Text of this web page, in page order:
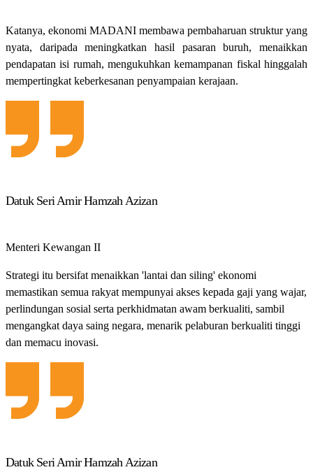
Katanya, ekonomi MADANI membawa pembaharuan struktur yang
nyata, daripada meningkatkan hasil pasaran buruh, menaikkan
pendapatan isi rumah, mengukuhkan kemampanan fiskal hinggalah
mempertingkat keberkesanan penyampaian kerajaan.
Datuk Seri Amir Hamzah Azizan
Menteri Kewangan II
Strategi itu bersifat menaikkan 'lantai dan siling' ekonomi
memastikan semua rakyat mempunyai akses kepada gaji yang wajar,
perlindungan sosial serta perkhidmatan awam berkualiti, sambil
mengangkat daya saing negara, menarik pelaburan berkualiti tinggi
dan memacu inovasi.
Datuk Seri Amir Hamzah Azizan